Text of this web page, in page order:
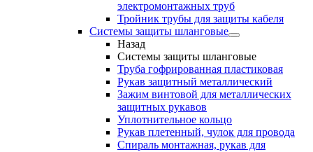
электромонтажных труб
Тройник трубы для защиты кабеля
Системы защиты шланговые
Назад
Системы защиты шланговые
Труба гофрированная пластиковая
Рукав защитный металлический
Зажим винтовой для металлических
защитных рукавов
Уплотнительное кольцо
Рукав плетенный, чулок для провода
Спираль монтажная, рукав для